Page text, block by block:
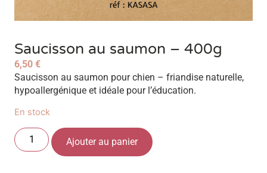
Saucisson au saumon – 400g
6,50 €
Saucisson au saumon pour chien – friandise naturelle,
hypoallergénique et idéale pour l’éducation.
En stock
Ajouter au panier